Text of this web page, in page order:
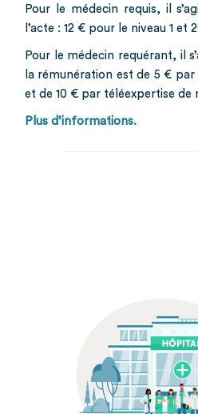
Pour le médecin requis, il
l’acte : 12 € pour le niveau 1 et
Pour le médecin requérant, il
la rémunération est de 5 € par
et de 10 € par téléexpertise de
Plus d’informations.